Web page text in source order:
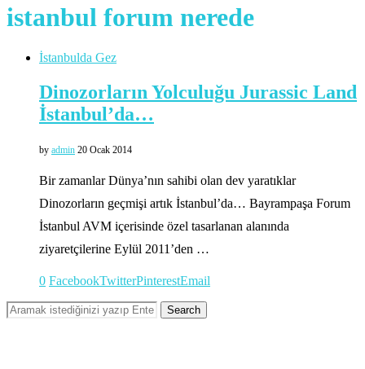
istanbul forum nerede
İstanbulda Gez
Dinozorların Yolculuğu Jurassic Land
İstanbul’da…
by admin 20 Ocak 2014
Bir zamanlar Dünya’nın sahibi olan dev yaratıklar
Dinozorların geçmişi artık İstanbul’da… Bayrampaşa Forum
İstanbul AVM içerisinde özel tasarlanan alanında
ziyaretçilerine Eylül 2011’den …
0 FacebookTwitterPinterestEmail